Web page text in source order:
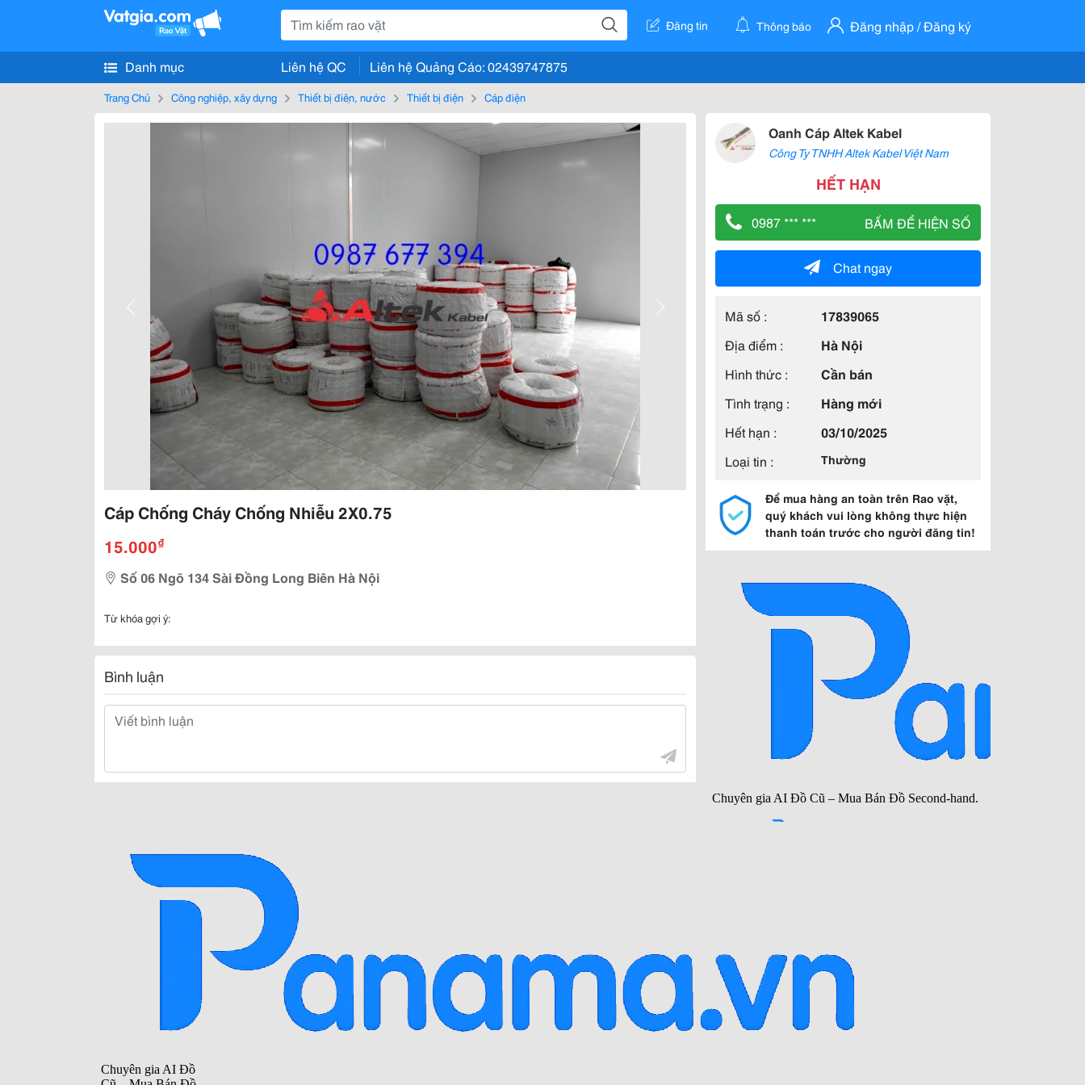
Đăng tin Thông báo Đăng nhập / Đăng ký
Danh mục Liên hệ QC Liên hệ Quảng Cáo: 02439747875
Trang Chủ Công nghiệp, xây dựng Thiết bị điện, nước Thiết bị điện Cáp điện
Cáp Chống Cháy Chống Nhiễu 2X0.75
15.000₫
Số 06 Ngõ 134 Sài Đồng Long Biên Hà Nội
Từ khóa gợi ý:
Bình luận
Oanh Cáp Altek Kabel
Công Ty TNHH Altek Kabel Việt Nam
HẾT HẠN
0987 *** *** BẤM ĐỂ HIỆN SỐ
Chat ngay
Mã số :
17839065
Địa điểm :
Hà Nội
Hình thức :
Cần bán
Tình trạng :
Hàng mới
Hết hạn :
03/10/2025
Loại tin :
Thường
Để mua hàng an toàn trên Rao vặt,
quý khách vui lòng không thực hiện
thanh toán trước cho người đăng tin!